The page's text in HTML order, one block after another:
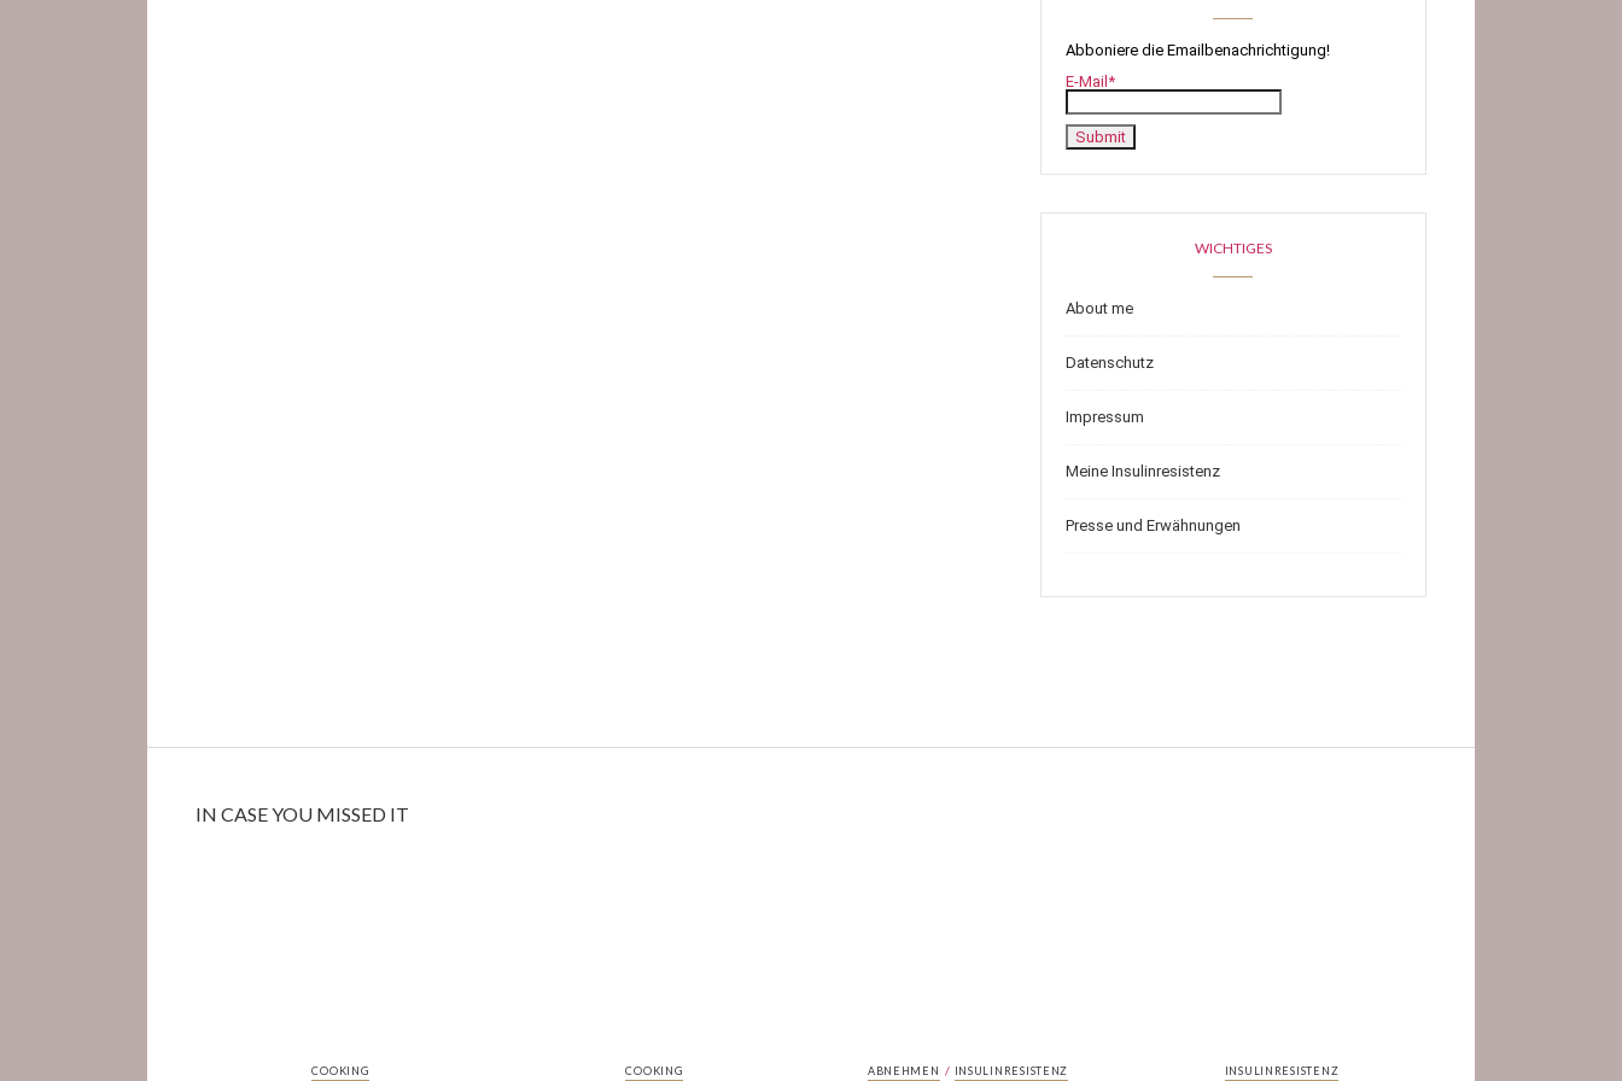
Abboniere die Emailbenachrichtigung!
E-Mail*
WICHTIGES
About me
Datenschutz
Impressum
Meine Insulinresistenz
Presse und Erwähnungen
IN CASE YOU MISSED IT
COOKING COOKING ABNEHMEN / INSULINRESISTENZ INSULINRESISTENZ